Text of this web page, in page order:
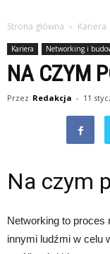
Strona główna Kariera
Kariera Networking i
NA CZYM
Przez Redakcja - 11
Na czym
Networking to proces
innymi ludźmi w celu